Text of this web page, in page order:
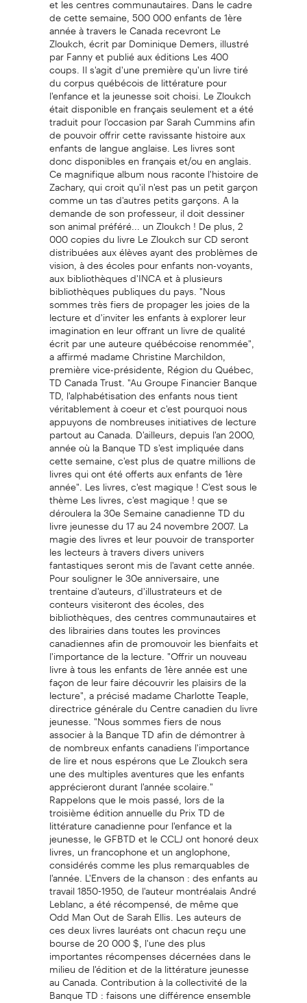
de cette semaine, 500 000 enfants de 1ère
année à travers le Canada recevront Le
Zloukch, écrit par Dominique Demers, illustré
par Fanny et publié aux éditions Les 400
coups. Il s'agit d'une première qu'un livre tiré
du corpus québécois de littérature pour
l'enfance et la jeunesse soit choisi. Le Zloukch
était disponible en français seulement et a été
traduit pour l'occasion par Sarah Cummins afin
de pouvoir offrir cette ravissante histoire aux
enfants de langue anglaise. Les livres sont
donc disponibles en français et/ou en anglais.
Ce magnifique album nous raconte l'histoire de
Zachary, qui croit qu'il n'est pas un petit garçon
comme un tas d'autres petits garçons. A la
demande de son professeur, il doit dessiner
son animal préféré... un Zloukch ! De plus, 2
000 copies du livre Le Zloukch sur CD seront
distribuées aux élèves ayant des problèmes de
vision, à des écoles pour enfants non-voyants,
aux bibliothèques d'INCA et à plusieurs
bibliothèques publiques du pays. "Nous
sommes très fiers de propager les joies de la
lecture et d'inviter les enfants à explorer leur
imagination en leur offrant un livre de qualité
écrit par une auteure québécoise renommée",
a affirmé madame Christine Marchildon,
première vice-présidente, Région du Québec,
TD Canada Trust. "Au Groupe Financier Banque
TD, l'alphabétisation des enfants nous tient
véritablement à coeur et c'est pourquoi nous
appuyons de nombreuses initiatives de lecture
partout au Canada. D'ailleurs, depuis l'an 2000,
année où la Banque TD s'est impliquée dans
cette semaine, c'est plus de quatre millions de
livres qui ont été offerts aux enfants de 1ère
année". Les livres, c'est magique ! C'est sous le
thème Les livres, c'est magique ! que se
déroulera la 30e Semaine canadienne TD du
livre jeunesse du 17 au 24 novembre 2007. La
magie des livres et leur pouvoir de transporter
les lecteurs à travers divers univers
fantastiques seront mis de l'avant cette année.
Pour souligner le 30e anniversaire, une
trentaine d'auteurs, d'illustrateurs et de
conteurs visiteront des écoles, des
bibliothèques, des centres communautaires et
des librairies dans toutes les provinces
canadiennes afin de promouvoir les bienfaits et
l'importance de la lecture. "Offrir un nouveau
livre à tous les enfants de 1ère année est une
façon de leur faire découvrir les plaisirs de la
lecture", a précisé madame Charlotte Teaple,
directrice générale du Centre canadien du livre
jeunesse. "Nous sommes fiers de nous
associer à la Banque TD afin de démontrer à
de nombreux enfants canadiens l'importance
de lire et nous espérons que Le Zloukch sera
une des multiples aventures que les enfants
apprécieront durant l'année scolaire."
Rappelons que le mois passé, lors de la
troisième édition annuelle du Prix TD de
littérature canadienne pour l'enfance et la
jeunesse, le GFBTD et le CCLJ ont honoré deux
livres, un francophone et un anglophone,
considérés comme les plus remarquables de
l'année. L'Envers de la chanson : des enfants au
travail 1850-1950, de l'auteur montréalais André
Leblanc, a été récompensé, de même que
Odd Man Out de Sarah Ellis. Les auteurs de
ces deux livres lauréats ont chacun reçu une
bourse de 20 000 $, l'une des plus
importantes récompenses décernées dans le
milieu de l'édition et de la littérature jeunesse
au Canada. Contribution à la collectivité de la
Banque TD : faisons une différence ensemble